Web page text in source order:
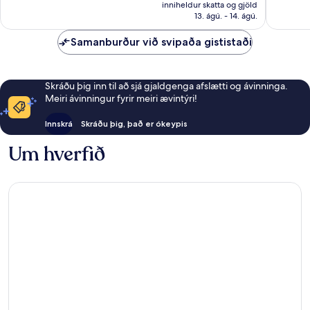
33.884 kr.
inniheldur skatta og gjöld
13. ágú. - 14. ágú.
Samanburður við svipaða gististaði
Skráðu þig inn til að sjá gjaldgenga afslætti og ávinninga.
Meiri ávinningur fyrir meiri ævintýri!
Innskrá Skráðu þig, það er ókeypis
Um hverfið